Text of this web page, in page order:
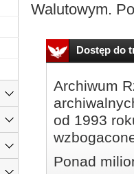
Walutowym.
Dostęp do
Archiwum
od 1993
Ponad